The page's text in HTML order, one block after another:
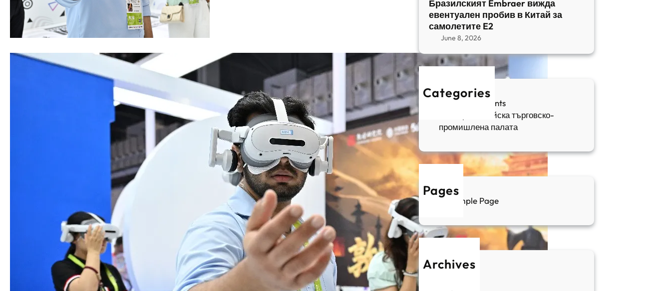
Бразилският Embraer вижда
евентуален пробив в Китай за
самолетите E2
June 8, 2026
Categories
Sofia Apartments
Българо-китайска търговско-
промишлена палата
Pages
Sample Page
Archives